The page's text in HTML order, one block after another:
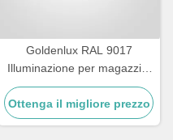
Goldenlux RAL 9017
Illuminazione per magazzini
ad alta baia SMD2835 Luci
industriali ad alta baia
Ottenga il migliore prezzo